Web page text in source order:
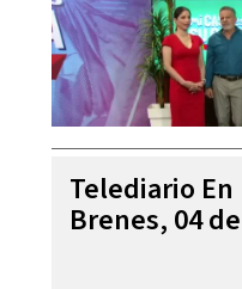
Telediario
Brenes, 04